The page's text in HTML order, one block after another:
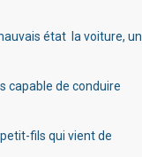
état la voiture, un
capable de conduire
fils qui vient de